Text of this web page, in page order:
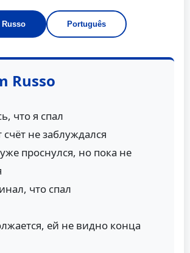
Russo Português
Russo
что я спал
счёт не заблуждался
проснулся, но пока не
что спал
ей не видно конца